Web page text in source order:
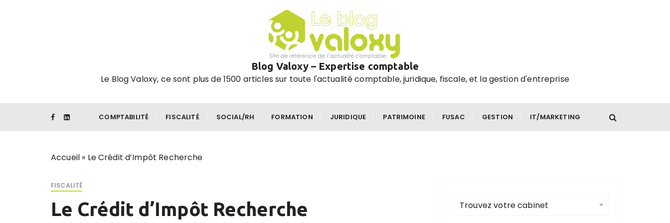
Blog Valoxy – Expertise comptable
Le Blog Valoxy, ce sont plus de 1500 articles sur toute l'actualité comptable, juridique, fiscale, et la gestion d'entreprise
COMPTABILITÉ FISCALITÉ SOCIAL/RH FORMATION JURIDIQUE PATRIMOINE FUSAC GESTION IT/MARKETING
Accueil » Le Crédit d’Impôt Recherche
FISCALITÉ
Le Crédit d’Impôt Recherche Trouvez votre cabinet